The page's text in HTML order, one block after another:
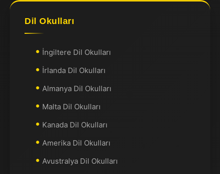
Dil Okulları
İngiltere Dil Okulları
İrlanda Dil Okulları
Almanya Dil Okulları
Malta Dil Okulları
Kanada Dil Okulları
Amerika Dil Okulları
Avustralya Dil Okulları